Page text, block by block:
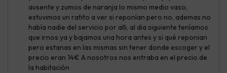
ausente y zumos de naranja lo mismo medio vaso,
estuvimos un ratito a ver si reponían pero no, ademas no
había nadie del servicio por alli, al dia siguiente teníamos
que irnos ya y bajamos una hora antes y si qué reponian
pero estanas en las mismas sin tener donde escoger y el
precio eran 14€ A nosotros nos entraba en el precio de
la habitación